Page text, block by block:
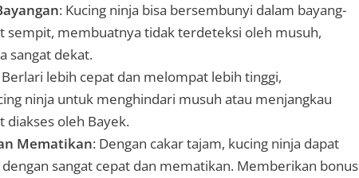
: Kucing ninja bisa bersembunyi dalam bayang-
sempit, membuatnya tidak terdeteksi oleh musuh,
sangat dekat.
Berlari lebih cepat dan melompat lebih tinggi,
ninja untuk menghindari musuh atau menjangkau
oleh Bayek.
Mematikan: Dengan cakar tajam, kucing ninja dapat
sangat cepat dan mematikan. Memberikan bonus